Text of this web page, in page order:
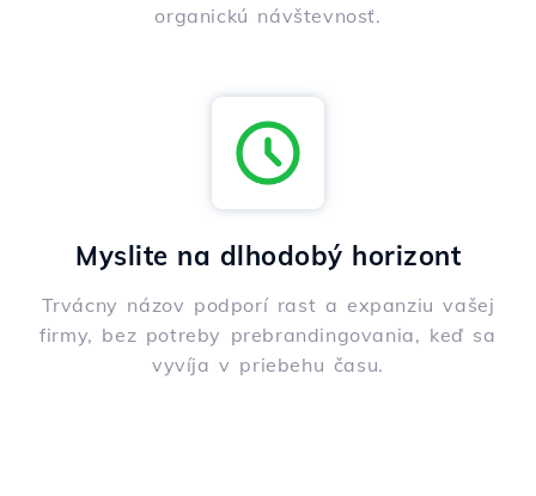
organickú návštevnosť.
Myslite na dlhodobý horizont
Trvácny názov podporí rast a expanziu vašej
firmy, bez potreby prebrandingovania, keď sa
vyvíja v priebehu času.